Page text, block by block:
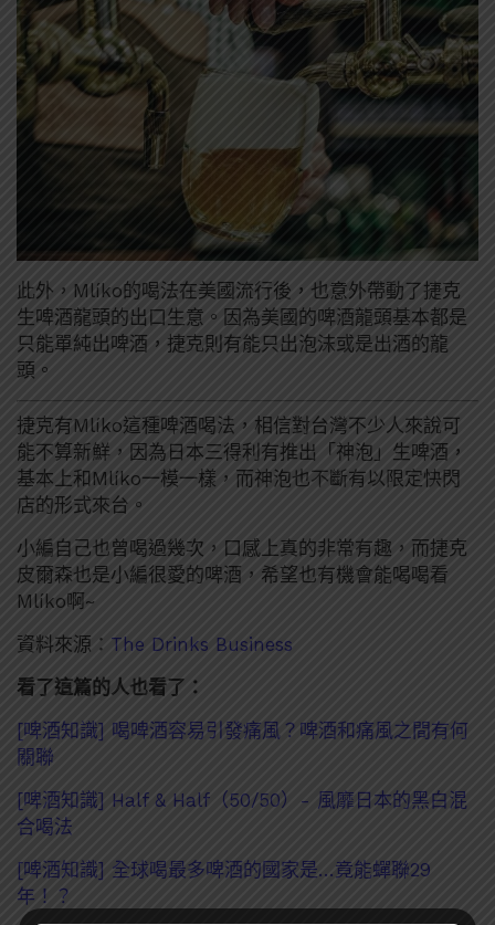
此外，Mlíko的喝法在美國流行後，也意外帶動了捷克
生啤酒龍頭的出口生意。因為美國的啤酒龍頭基本都是
只能單純出啤酒，捷克則有能只出泡沫或是出酒的龍
頭。
捷克有Mlíko這種啤酒喝法，相信對台灣不少人來說可
能不算新鮮，因為日本三得利有推出「神泡」生啤酒，
基本上和Mlíko一模一樣，而神泡也不斷有以限定快閃
店的形式來台。
小編自己也曾喝過幾次，口感上真的非常有趣，而捷克
皮爾森也是小編很愛的啤酒，希望也有機會能喝喝看
Mlíko啊~
資料來源： The Drinks Business
看了這篇的人也看了：
[啤酒知識] 喝啤酒容易引發痛風？啤酒和痛風之間有何
關聯
[啤酒知識] Half & Half（50/50）- 風靡日本的黑白混
合喝法
[啤酒知識] 全球喝最多啤酒的國家是…竟能蟬聯29
年！？